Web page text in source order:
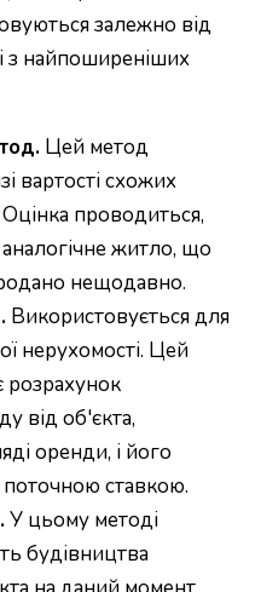
залежно від
з найпоширеніших
Цей метод
вартості схожих
проводиться,
житло, що
нещодавно.
Використовується для
нерухомості. Цей
розрахунок
від об'єкта,
оренди, і його
ставкою.
У цьому методі
будівництва